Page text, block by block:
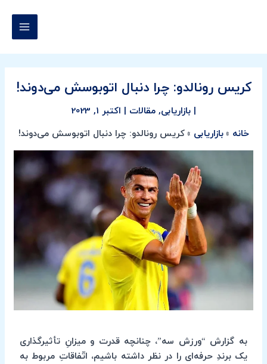
کریس رونالدو: چرا دنبال اتوبوسش می‌دوند!
بازاریابی, مقالات
اکتبر 1, 2023
خانه
بازاریابی کریس رونالدو: چرا دنبال اتوبوسش می‌دوند!
به گزارش “ورزش سه”، چنانچه قدرت و میزانِ تأثیرگذاری
یک برندِ حرفه‌ای را در نظر داشته باشیم، اتّفاقاتِ مربوط به